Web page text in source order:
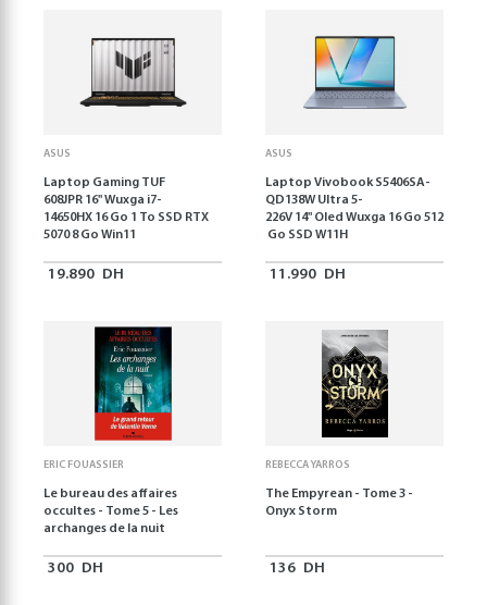
ASUS
Laptop Gaming TUF
608JPR 16'' Wuxga i7-
14650HX 16 Go 1 To SSD RTX
5070 8 Go Win11
19.890 DH
ASUS
Laptop Vivobook S5406SA-
QD138W Ultra 5-
226V 14" Oled Wuxga 16 Go 512
Go SSD W11H
11.990 DH
ERIC FOUASSIER
Le bureau des affaires
occultes - Tome 5 - Les
archanges de la nuit
300 DH
REBECCA YARROS
The Empyrean - Tome 3 -
Onyx Storm
136 DH